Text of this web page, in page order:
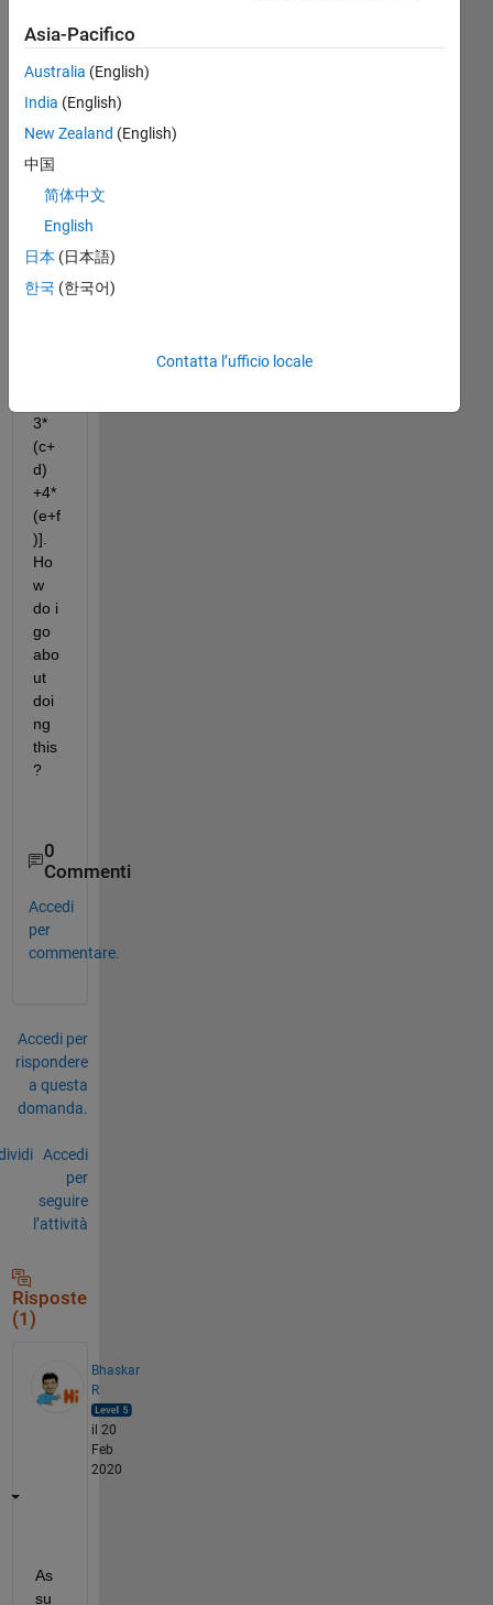
I
hav
e a
mat
c d
e f
nt
to
3*
(c+
d)
+4*
(e+f
)].
Ho
w
do i
go
abo
ut
doi
ng
this
?
0
Commenti
Accedi
per
commentare.
Accedi per
rispondere
a questa
domanda.
Accedi
per
seguire
l’attività
Risposte
(1)
Bhaskar
R
il 20
Feb
2020
As
su
Asia-Pacifico
Australia (English)
India (English)
New Zealand (English)
中国
简体中文
English
日本 (日本語)
한국 (한국어)
Contatta l’ufficio locale